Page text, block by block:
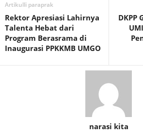
Artikulli paraprak
Rektor Apresiasi Lahirnya
Talenta Hebat dari
Program Berasrama di
Inaugurasi PPKKMB UMGO
DKPP
narasi kita